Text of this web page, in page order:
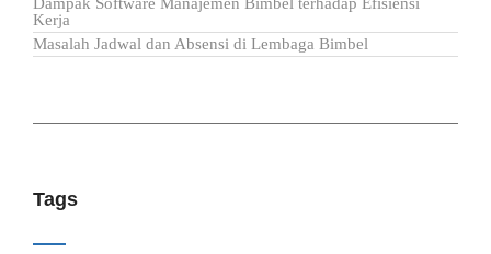
Kerja
Masalah Jadwal dan Absensi di Lembaga Bimbel
Tags